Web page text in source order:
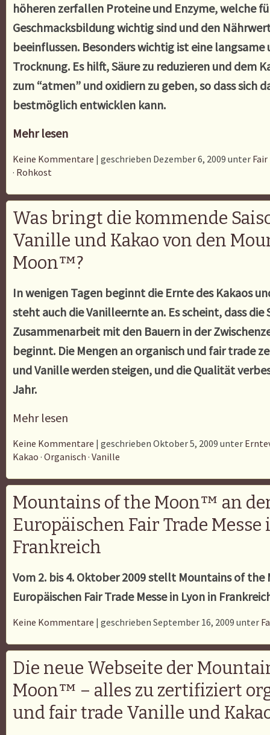
höheren zerfallen Proteine und Enzyme, welche
Geschmacksbildung wichtig sind und den
beeinflussen. Besonders wichtig ist eine langsame
Trocknung. Es hilft, Säure zu reduzieren und dem
zum “atmen” und oxidiern zu geben, so dass sich
bestmöglich entwicklen kann.
Mehr lesen
Keine Kommentare | geschrieben Dezember 6, 2009 unter
· Rohkost
Was bringt die kommende
Vanille und Kakao von den
Moon™?
In wenigen Tagen beginnt die Ernte des Kakaos
steht auch die Vanilleernte an. Es scheint, dass die
Zusammenarbeit mit den Bauern in der
beginnt. Die Mengen an organisch und fair trade
und Vanille werden steigen, und die Qualität
Jahr.
Mehr lesen
Keine Kommentare | geschrieben Oktober 5, 2009 unter
Kakao · Organisch · Vanille
Mountains of the Moon™ an
Europäischen Fair Trade Messe
Frankreich
Vom 2. bis 4. Oktober 2009 stellt Mountains of the
Europäischen Fair Trade Messe in Lyon in
Keine Kommentare | geschrieben September 16, 2009 unter
Die neue Webseite der
Moon™ – alles zu zertifiziert
und fair trade Vanille und